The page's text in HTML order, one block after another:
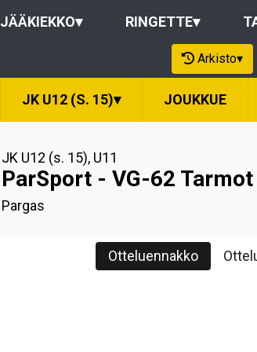
JÄÄKIEKKO▾ RINGETTE▾
Arkisto▾
JK U12 (S. 15)▾ JOUKKUE
JK U12 (s. 15), U11
ParSport - VG-62 Tarmot
Pargas
Otteluennakko